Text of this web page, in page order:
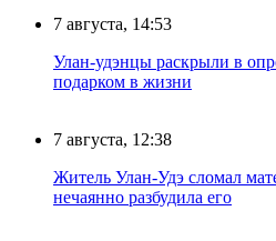
7 августа, 14:53
Улан-удэнцы раскрыли в
подарком в жизни
7 августа, 12:38
Житель Улан-Удэ сломал
нечаянно разбудила его